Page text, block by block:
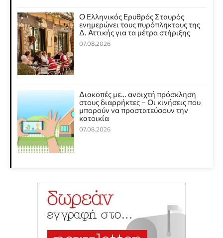
Ο Ελληνικός Ερυθρός Σταυρός
ενημερώνει τους πυρόπληκτους της
Δ. Αττικής για τα μέτρα στήριξης
07.08.2026
Διακοπές με… ανοιχτή πρόσκληση
στους διαρρήκτες – Οι κινήσεις που
μπορούν να προστατεύσουν την
κατοικία
07.08.2026